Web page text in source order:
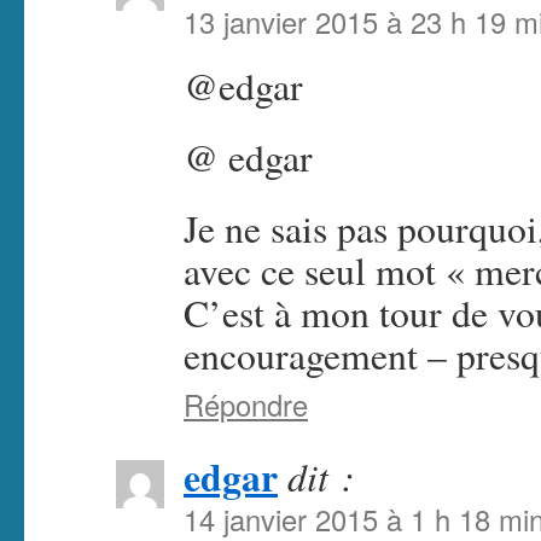
13 janvier 2015 à 23 h 19
@edgar
@ edgar
Je ne sais pas
avec ce seul mot «
C’est à mon tour de
encouragement –
Répondre
edgardit :
14 janvier 2015 à 1 h 18